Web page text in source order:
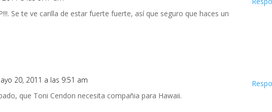
Se te ve carilla de estar fuerte fuerte, así que seguro que haces un
20, 2011 a las 9:51 am
que Toni Cendon necesita compañia para Hawaii.